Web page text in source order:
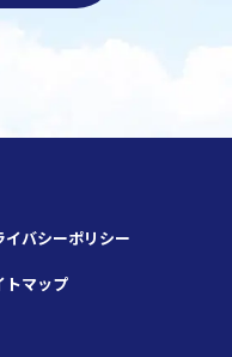
イバシーポリシー
トマップ